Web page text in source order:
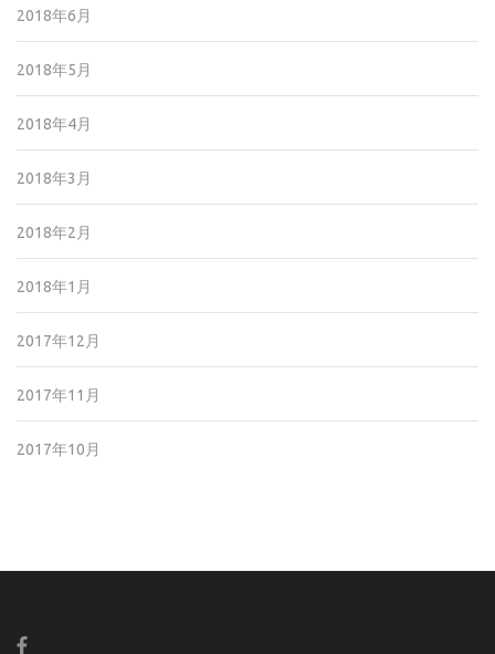
2018年6月
2018年5月
2018年4月
2018年3月
2018年2月
2018年1月
2017年12月
2017年11月
2017年10月